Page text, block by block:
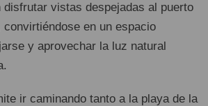
disfrutar vistas despejadas al puerto
en un espacio
y aprovechar la luz natural
ir caminando tanto a la playa de la